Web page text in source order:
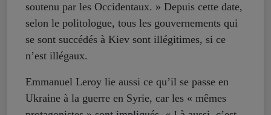
soutenu par les Occidentaux. » Depuis cette date,
selon le politologue, tous les gouvernements qui
se sont succédés à Kiev sont illégitimes, si ce
n’est illégaux.
Emmanuel Leroy lie aussi ce qu’il se passe en
Ukraine à la guerre en Syrie, car les « mêmes